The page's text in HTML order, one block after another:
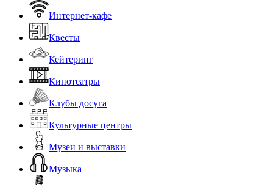
Интернет-кафе
Квесты
Кейтеринг
Кинотеатры
Клубы досуга
Культурные центры
Музеи и выставки
Музыка